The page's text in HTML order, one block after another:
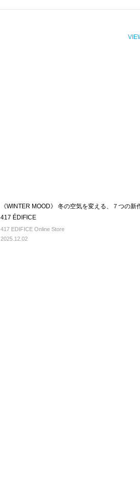
《WINTER MOOD》 冬の空気を変える、７つの新
417 ÉDIFICE
417 EDIFICE Online Store
2025.12.02